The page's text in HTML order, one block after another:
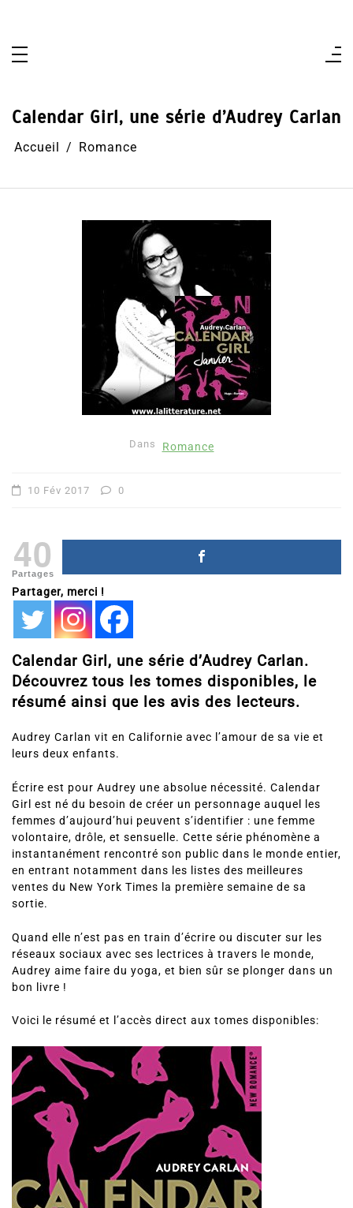
Calendar Girl, une série d’Audrey Carlan
Accueil Romance
Dans Romance
10 Fév 2017 0
40
Partages
Partager, merci !
Calendar Girl, une série d’Audrey Carlan.
Découvrez tous les tomes disponibles, le
résumé ainsi que les avis des lecteurs.
Audrey Carlan vit en Californie avec l’amour de sa vie et
leurs deux enfants.
Écrire est pour Audrey une absolue nécessité. Calendar
Girl est né du besoin de créer un personnage auquel les
femmes d’aujourd’hui peuvent s’identifier : une femme
volontaire, drôle, et sensuelle. Cette série phénomène a
instantanément rencontré son public dans le monde entier,
en entrant notamment dans les listes des meilleures
ventes du New York Times la première semaine de sa
sortie.
Quand elle n’est pas en train d’écrire ou discuter sur les
réseaux sociaux avec ses lectrices à travers le monde,
Audrey aime faire du yoga, et bien sûr se plonger dans un
bon livre !
Voici le résumé et l’accès direct aux tomes disponibles: